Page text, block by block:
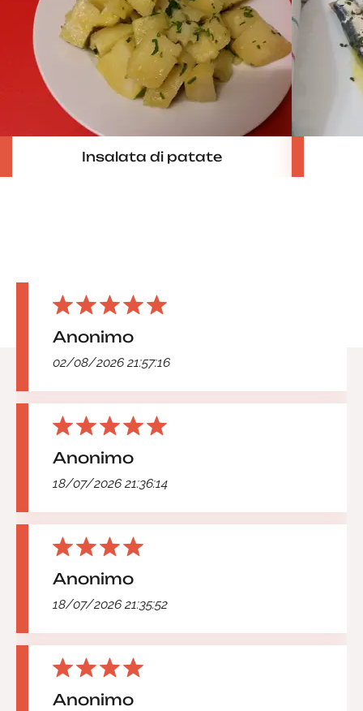
Insalata di patate
Anonimo
02/08/2026 21:57:16
Anonimo
18/07/2026 21:36:14
Anonimo
18/07/2026 21:35:52
Anonimo